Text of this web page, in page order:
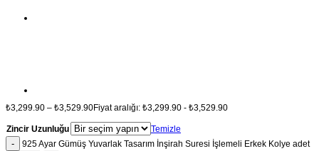
₺3,299.90 – ₺3,529.90Fiyat aralığı: ₺3,299.90 - ₺3,529.90
Zincir Uzunluğu
Temizle
925 Ayar Gümüş Yuvarlak Tasarım İnşirah Suresi İşlemeli Erkek Kolye adet